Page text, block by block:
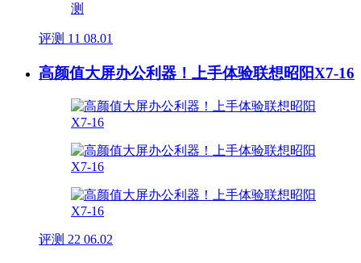
评测 11 08.01
高颜值大屏办公利器！上手体验联想昭阳X7-16
评测 22 06.02